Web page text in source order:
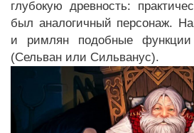
глубокую древность:
был аналогичный персонаж.
и римлян подобные
(Сельван или Сильванус).